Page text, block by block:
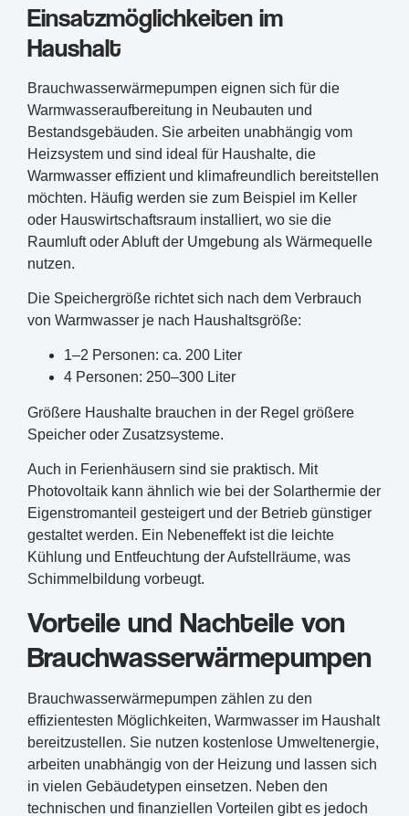
Einsatzmöglichkeiten im
Haushalt
Brauchwasserwärmepumpen eignen sich für die
Warmwasseraufbereitung in Neubauten und
Bestandsgebäuden. Sie arbeiten unabhängig vom
Heizsystem und sind ideal für Haushalte, die
Warmwasser effizient und klimafreundlich bereitstellen
möchten. Häufig werden sie zum Beispiel im Keller
oder Hauswirtschaftsraum installiert, wo sie die
Raumluft oder Abluft der Umgebung als Wärmequelle
nutzen.
Die Speichergröße richtet sich nach dem Verbrauch
von Warmwasser je nach Haushaltsgröße:
1–2 Personen: ca. 200 Liter
4 Personen: 250–300 Liter
Größere Haushalte brauchen in der Regel größere
Speicher oder Zusatzsysteme.
Auch in Ferienhäusern sind sie praktisch. Mit
Photovoltaik kann ähnlich wie bei der Solarthermie der
Eigenstromanteil gesteigert und der Betrieb günstiger
gestaltet werden. Ein Nebeneffekt ist die leichte
Kühlung und Entfeuchtung der Aufstellräume, was
Schimmelbildung vorbeugt.
Vorteile und Nachteile von
Brauchwasserwärmepumpen
Brauchwasserwärmepumpen zählen zu den
effizientesten Möglichkeiten, Warmwasser im Haushalt
bereitzustellen. Sie nutzen kostenlose Umweltenergie,
arbeiten unabhängig von der Heizung und lassen sich
in vielen Gebäudetypen einsetzen. Neben den
technischen und finanziellen Vorteilen gibt es jedoch